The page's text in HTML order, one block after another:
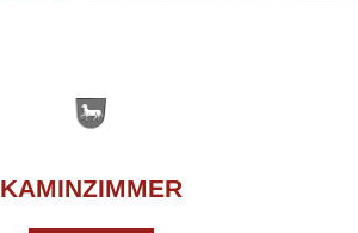
KAMINZIMMER